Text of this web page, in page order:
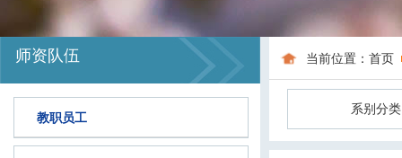
师资队伍
教职员工
当前位置： 首页
系别分类